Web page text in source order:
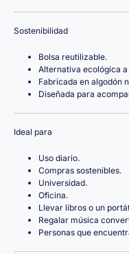
Sostenibilidad
Bolsa reutilizable.
Alternativa ecológica a
Fabricada en algodón
Diseñada para
Ideal para
Uso diario.
Compras sostenibles.
Universidad.
Oficina.
Llevar libros o un
Regalar música
Personas que